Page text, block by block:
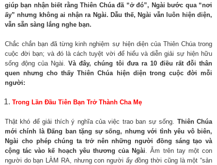
giúp bạn nhận biết rằng Thiên Chúa đã “ở đó”, Ngài bước qua “nơi
ấy” nhưng không ai nhận ra Ngài. Dẫu thế, Ngài vẫn luôn hiện diện,
vẫn sẵn sàng lắng nghe bạn.
Chắc chắn bạn đã từng kinh nghiệm sự hiện diện của Thiên Chúa trong
cuộc đời bạn; và đó là cách tuyệt vời để hiểu và diễn giải sự hiện hữu
sống động của Ngài.Và đây, chúng tôi đưa ra 10 điều rất đỗi thân
quen nhưng cho thấy Thiên Chúa hiện diện trong cuộc đời mỗi
người:
Trong Lần Đầu Tiên Bạn Trở Thành Cha Mẹ
Thật khó để giải thích ý nghĩa của việc trao ban sự sống. Thiên Chúa
mới chính là Đấng ban tặng sự sống, nhưng với tình yêu vô biên,
Ngài cho phép chúng ta trở nên những người đồng sáng tạo và
cộng tác vào kế hoạch yêu thương của Ngài. Ẵm trên tay một con
người do bạn LÀM RA, nhưng con người ấy đồng thời cũng là một “sản